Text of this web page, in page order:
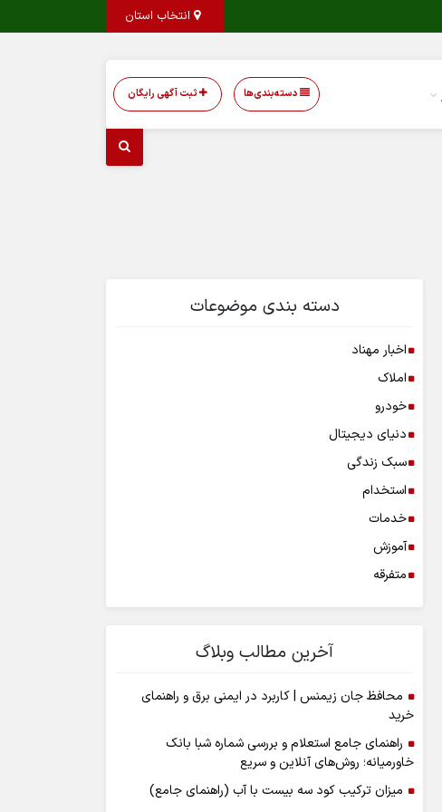
دسته‌بندی‌ها ثبت آگهی رایگان
دسته بندی موضوعات
اخبار مهناد
املاک
خودرو
دنیای دیجیتال
سبک زندگی
استخدام
خدمات
آموزش
متفرقه
آخرین مطالب وبلاگ
محافظ جان زیمنس | کاربرد در ایمنی برق و راهنمای
خرید
راهنمای جامع استعلام و بررسی شماره شبا بانک
خاورمیانه؛ روش‌های آنلاین و سریع
میزان ترکیب کود سه بیست با آب (راهنمای جامع)